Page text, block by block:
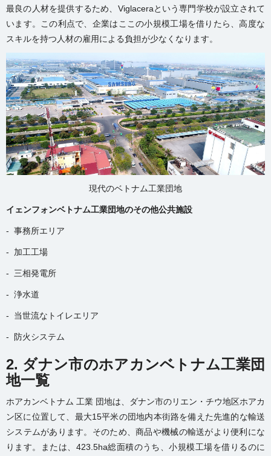
最良の人材を提供するため、Viglaceraという専門学校が設立されて
います。この利点で、企業はここの小規模工場を借り たら、高度な
スキルを持つ人材の雇用による負担が少なくなります。
現代のベトナム工業団地
イェンフォンベトナム工業団地のその他公共施設
- 事務所エリア
- 加工工場
- 三相発電所
- 浄水道
- 当世流なトイレエリア
- 防火システム
2. ダナン市のホアカンベトナム工業団
地一覧
ホアカンベトナム 工業 団地は、ダナン市のリエン・チウ地区ホアカ
ン区に位置して、最大15平米の団地内本街路を備えた先進的な輸送
システムがあります。そのため、商品や機械の輸送がより便利にな
ります。または、423.5ha総面積のうち、小規模工場を借りるのに